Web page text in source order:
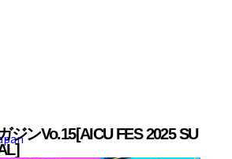
ジンVo.15[AICU FES 2025 SU